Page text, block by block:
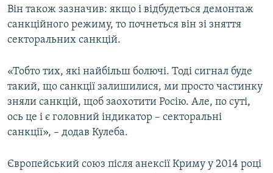
Він також зазначив: якщо і відбудеться демонтаж
санкційного режиму, то почнеться він зі зняття
секторальних санкцій.
«Тобто тих, які найбільш болючі. Тоді сигнал буде
такий, що санкції залишилися, ми просто частинку
зняли санкцій, щоб заохотити Росію. Але, по суті,
ось це і є головний індикатор – секторальні
санкції», – додав Кулеба.
Європейський союз після анексії Криму у 2014 році